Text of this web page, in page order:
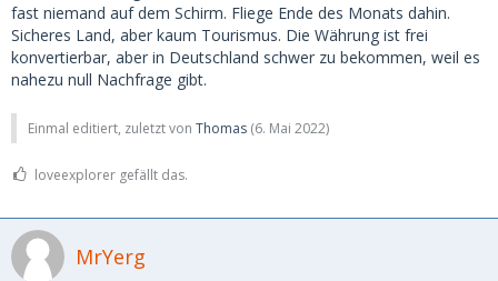
fast niemand auf dem Schirm. Fliege Ende des Monats dahin.
Sicheres Land, aber kaum Tourismus. Die Währung ist frei
konvertierbar, aber in Deutschland schwer zu bekommen, weil es
nahezu null Nachfrage gibt.
Einmal editiert, zuletzt von Thomas (6. Mai 2022)
loveexplorer gefällt das.
MrYerg